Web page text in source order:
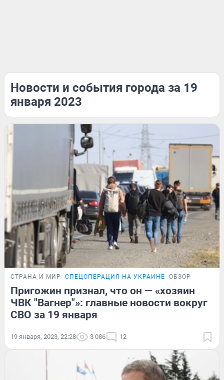
Новости и события города за 19
января 2023
СТРАНА И МИР СПЕЦОПЕРАЦИЯ НА УКРАИНЕ ОБЗОР
Пригожин признал, что он — «хозяин
ЧВК "Вагнер"»: главные новости вокруг
СВО за 19 января
19 января, 2023, 22:28 3 086 12